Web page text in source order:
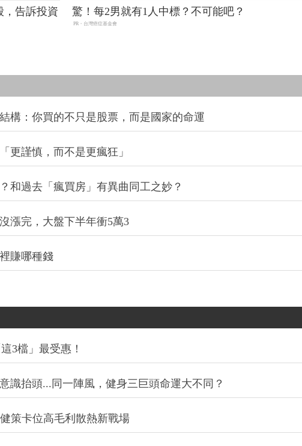
，告訴投資
驚！每2男就有1人中標？不可能吧？
PR・台灣癌症基金會
構：你買的不只是股票，而是國家的命運
更謹慎，而不是更瘋狂」
和過去「瘋買房」有異曲同工之妙？
漲完，大盤下半年衝5萬3
賺哪種錢
3檔」最受惠！
識抬頭...同一陣風，健身三巨頭命運大不同？
策卡位高毛利散熱新戰場